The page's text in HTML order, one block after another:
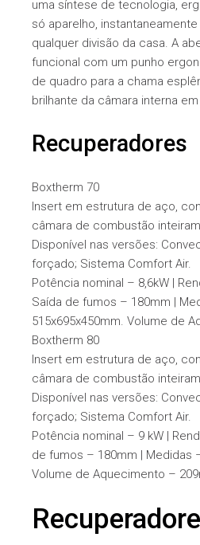
uma síntese de tecnologia,
só aparelho,
qualquer divisão da casa. A
funcional com um punho
de quadro para a chama
brilhante da câmara interna
Recuperadores
Boxtherm 70
Insert em estrutura de aço,
câmara de combustão
Disponível nas versões:
forçado; Sistema Comfort Air.
Potência nominal – 8,6kW |
Saída de fumos – 180mm |
515x695x450mm. Volume de
Boxtherm 80
Insert em estrutura de aço,
câmara de combustão
Disponível nas versões:
forçado; Sistema Comfort Air.
Potência nominal – 9 kW |
de fumos – 180mm | Medidas
Volume de Aquecimento –